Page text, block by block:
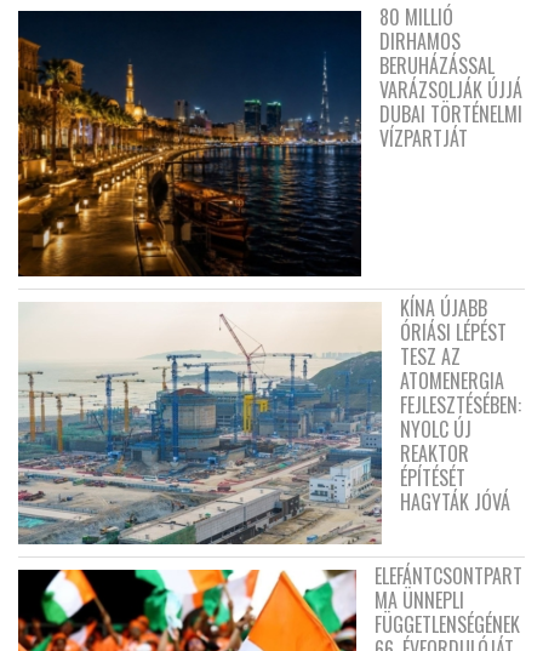
80 MILLIÓ
DIRHAMOS
BERUHÁZÁSSAL
VARÁZSOLJÁK ÚJJÁ
DUBAI TÖRTÉNELMI
VÍZPARTJÁT
KÍNA ÚJABB
ÓRIÁSI LÉPÉST
TESZ AZ
ATOMENERGIA
FEJLESZTÉSÉBEN:
NYOLC ÚJ
REAKTOR
ÉPÍTÉSÉT
HAGYTÁK JÓVÁ
ELEFÁNTCSONTPART
MA ÜNNEPLI
FÜGGETLENSÉGÉNEK